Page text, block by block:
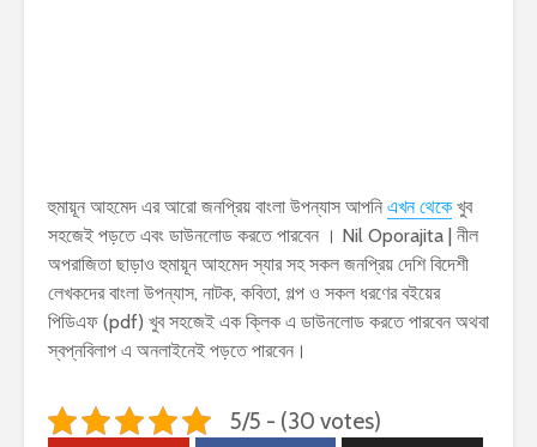
হুমায়ূন আহমেদ এর আরো জনপ্রিয় বাংলা উপন্যাস আপনি এখন থেকে খুব
সহজেই পড়তে এবং ডাউনলোড করতে পারবেন । Nil Oporajita | নীল
অপরাজিতা ছাড়াও হুমায়ূন আহমেদ স্যার সহ সকল জনপ্রিয় দেশি বিদেশী
লেখকদের বাংলা উপন্যাস, নাটক, কবিতা, গল্প ও সকল ধরণের বইয়ের
পিডিএফ (pdf) খুব সহজেই এক ক্লিক এ ডাউনলোড করতে পারবেন অথবা
স্বপ্নবিলাপ এ অনলাইনেই পড়তে পারবেন।
5/5 - (30 votes)